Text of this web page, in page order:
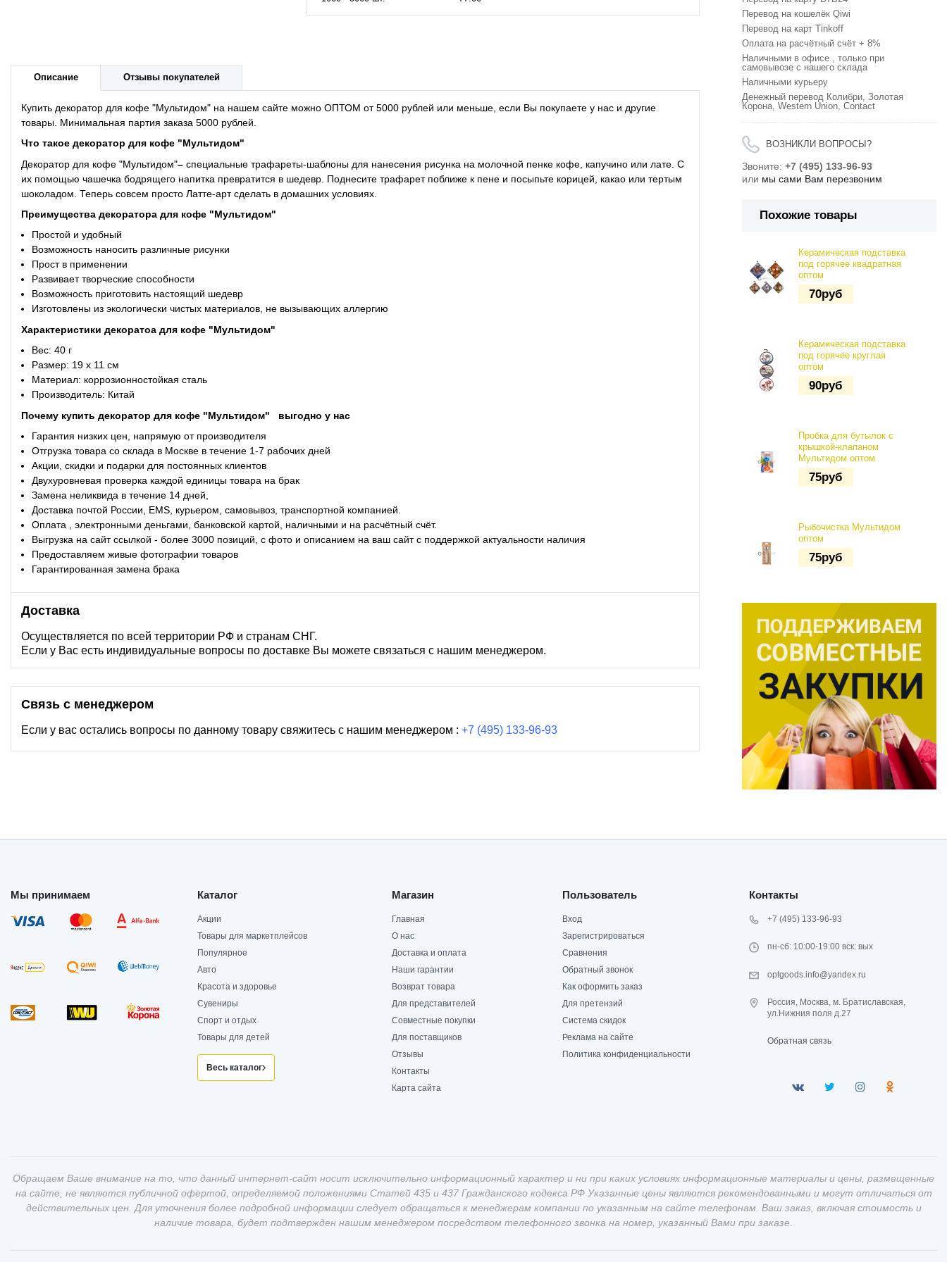
Описание Отзывы покупателей
Купить декоратор для кофе "Мультидом" на нашем сайте можно ОПТОМ от 5000 рублей или меньше, если Вы покупаете у нас и другие
товары. Минимальная партия заказа 5000 рублей.
Что такое декоратор для кофе "Мультидом"
Декоратор для кофе "Мультидом"– специальные трафареты-шаблоны для нанесения рисунка на молочной пенке кофе, капучино или лате. С
их помощью чашечка бодрящего напитка превратится в шедевр. Поднесите трафарет поближе к пене и посыпьте корицей, какао или тертым
шоколадом. Теперь совсем просто Латте-арт сделать в домашних условиях.
Преимущества декоратора для кофе "Мультидом"
Простой и удобный
Возможность наносить различные рисунки
Прост в применении
Развивает творческие способности
Возможность приготовить настоящий шедевр
Изготовлены из экологически чистых материалов, не вызывающих аллергию
Характеристики декоратоа для кофе "Мультидом"
Вес: 40 г
Размер: 19 х 11 см
Материал: коррозионностойкая сталь
Производитель: Китай
Почему купить декоратор для кофе "Мультидом"
выгодно у нас
Гарантия низких цен, напрямую от производителя
Отгрузка товара со склада в Москве в течение 1-7 рабочих дней
Акции, скидки и подарки для постоянных клиентов
Двухуровневая проверка каждой единицы товара на брак
Замена неликвида в течение 14 дней,
Доставка почтой России, EMS, курьером, самовывоз, транспортной компанией.
Оплата , электронными деньгами, банковской картой, наличными и на расчётный счёт.
Выгрузка на сайт ссылкой - более 3000 позиций, с фото и описанием на ваш сайт с поддержкой актуальности наличия
Предоставляем живые фотографии товаров
Гарантированная замена брака
Доставка
Осуществляется по всей территории РФ и странам СНГ.
Если у Вас есть индивидуальные вопросы по доставке Вы можете связаться с нашим менеджером.
Связь с менеджером
Если у вас остались вопросы по данному товару свяжитесь с нашим менеджером : +7 (495) 133-96-93
Перевод на кошелёк Qiwi
Перевод на карт Tinkoff
Оплата на расчётный счёт + 8%
Наличными в офисе , только при
самовывозе с нашего склада
Наличными курьеру
Денежный перевод Колибри, Золотая
Корона, Western Union, Contact
ВОЗНИКЛИ ВОПРОСЫ?
Звоните: +7 (495) 133-96-93
или мы сами Вам перезвоним
Похожие товары
Керамическая подставка
под горячее квадратная
оптом
70руб
Керамическая подставка
под горячее круглая
оптом
90руб
Пробка для бутылок с
крышкой-клапаном
Мультидом оптом
75руб
Рыбочистка Мультидом
оптом
75руб
Мы принимаем Каталог
Акции
Товары для маркетплейсов
Популярное
Авто
Красота и здоровье
Сувениры
Спорт и отдых
Товары для детей
Весь каталог
Магазин
Главная
О нас
Доставка и оплата
Наши гарантии
Возврат товара
Для представителей
Совместные покупки
Для поставщиков
Отзывы
Контакты
Карта сайта
Пользователь
Вход
Зарегистрироваться
Сравнения
Обратный звонок
Как оформить заказ
Для претензий
Система скидок
Реклама на сайте
Политика конфиденциальности
Контакты
+7 (495) 133-96-93
пн-сб: 10:00-19:00 вск: вых
optgoods.info@yandex.ru
Россия, Москва, м. Братиславская,
ул.Нижния поля д.27
Обратная связь
Обращаем Ваше внимание на то, что данный интернет-сайт носит исключительно информационный характер и ни при каких условиях информационные материалы и цены, размещенные
на сайте, не являются публичной офертой, определяемой положениями Статей 435 и 437 Гражданского кодекса РФ Указанные цены являются рекомендованными и могут отличаться от
действительных цен. Для уточнения более подробной информации следует обращаться к менеджерам компании по указанным на сайте телефонам. Ваш заказ, включая стоимость и
наличие товара, будет подтвержден нашим менеджером посредством телефонного звонка на номер, указанный Вами при заказе.